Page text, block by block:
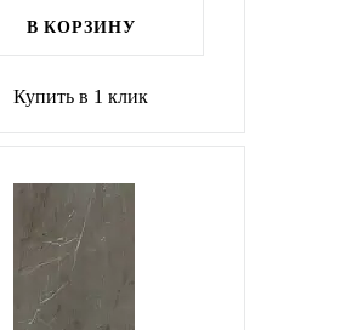
В КОРЗИНУ
Купить в 1 клик